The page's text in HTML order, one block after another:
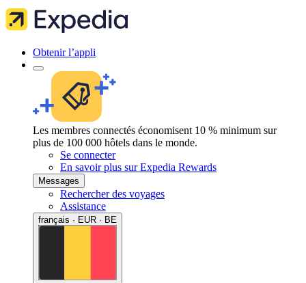
Obtenir l’appli
Les membres connectés économisent 10 % minimum sur
plus de 100 000 hôtels dans le monde.
Se connecter
En savoir plus sur Expedia Rewards
Messages
Rechercher des voyages
Assistance
français · EUR · BE